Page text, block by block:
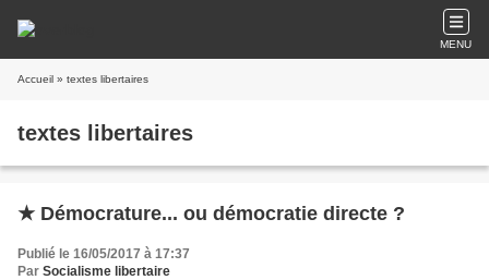
MENU
Accueil » textes libertaires
textes libertaires
★ Démocrature... ou démocratie directe ?
Publié le 16/05/2017 à 17:37
Par Socialisme libertaire